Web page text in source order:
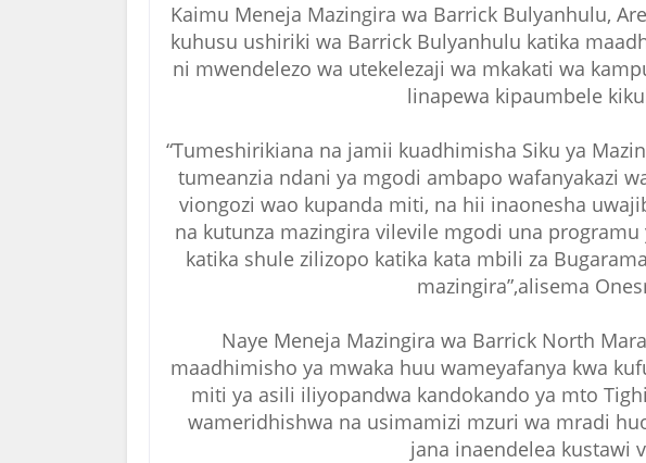
Kaimu Meneja Mazingira wa Barrick Bulyanhulu,
kuhusu ushiriki wa Barrick Bulyanhulu katika
ni mwendelezo wa utekelezaji wa mkakati wa
linapewa kipaumbele
“Tumeshirikiana na jamii kuadhimisha Siku ya
tumeanzia ndani ya mgodi ambapo wafanyakazi
viongozi wao kupanda miti, na hii inaonesha
na kutunza mazingira vilevile mgodi una programu
katika shule zilizopo katika kata mbili za
mazingira”,alisema
Naye Meneja Mazingira wa Barrick North
maadhimisho ya mwaka huu wameyafanya kwa
miti ya asili iliyopandwa kandokando ya mto
wameridhishwa na usimamizi mzuri wa mradi
jana inaendelea kustawi